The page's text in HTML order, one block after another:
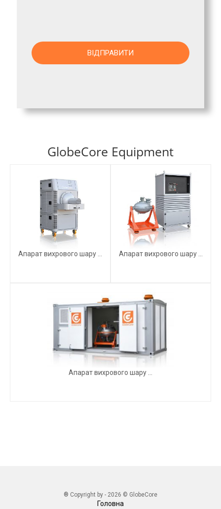
GlobeCore Equipment
Апарат вихрового шару ... Апарат вихрового шару ...
Апарат вихрового шару ...
Головна
® Copyright by - 2026 © GlobeCore